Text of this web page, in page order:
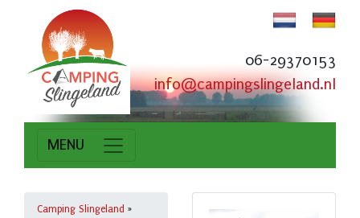
06-29370153
info@campingslingeland.nl
MENU
Camping Slingeland »